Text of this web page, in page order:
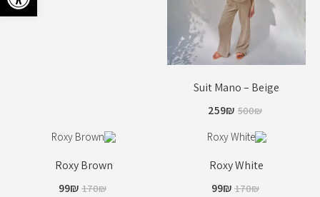
Suit Mano – Beige
500₪
259₪
Roxy White
170₪
99₪
Roxy Brown
170₪
99₪